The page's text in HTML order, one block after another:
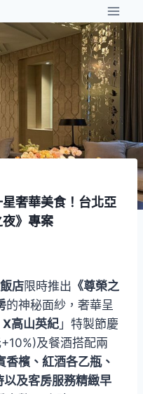
奢華美食！台北亞
》專案
店限時推出 《尊榮之
的神秘面紗，奢華呈
高山英紀」特製節慶
及餐酒搭配兩
檳、紅酒各乙瓶、
及客房服務精緻早